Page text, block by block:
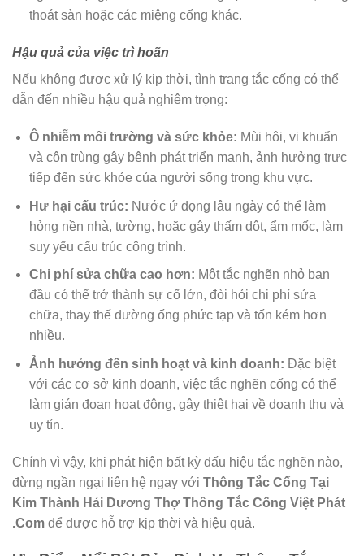
thoát sàn hoặc các miệng cống khác.
Hậu quả của việc trì hoãn
Nếu không được xử lý kịp thời, tình trạng tắc cống có thể
dẫn đến nhiều hậu quả nghiêm trọng:
Ô nhiễm môi trường và sức khỏe: Mùi hôi, vi khuẩn
và côn trùng gây bệnh phát triển mạnh, ảnh hưởng trực
tiếp đến sức khỏe của người sống trong khu vực.
Hư hại cấu trúc: Nước ứ đọng lâu ngày có thể làm
hỏng nền nhà, tường, hoặc gây thấm dột, ẩm mốc, làm
suy yếu cấu trúc công trình.
Chi phí sửa chữa cao hơn: Một tắc nghẽn nhỏ ban
đầu có thể trở thành sự cố lớn, đòi hỏi chi phí sửa
chữa, thay thế đường ống phức tạp và tốn kém hơn
nhiều.
Ảnh hưởng đến sinh hoạt và kinh doanh: Đặc biệt
với các cơ sở kinh doanh, việc tắc nghẽn cống có thể
làm gián đoạn hoạt động, gây thiệt hại về doanh thu và
uy tín.
Chính vì vậy, khi phát hiện bất kỳ dấu hiệu tắc nghẽn nào,
đừng ngần ngại liên hệ ngay với Thông Tắc Cống Tại
Kim Thành Hải Dương Thợ Thông Tắc Cống Việt Phát
.Com để được hỗ trợ kịp thời và hiệu quả.